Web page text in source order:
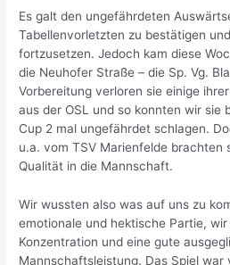
Es galt den ungefährdeten
Tabellenvorletzten zu bestätigen
fortzusetzen. Jedoch kam diese
die Neuhofer Straße – die Sp. Vg.
Vorbereitung verloren sie einige
aus der OSL und so konnten wir sie
Cup 2 mal ungefährdet schlagen.
u.a. vom TSV Marienfelde brachten
Qualität in die Mannschaft.
Wir wussten also was auf uns zu
emotionale und hektische Partie,
Konzentration und eine gute
Mannschaftsleistung. Das Spiel war